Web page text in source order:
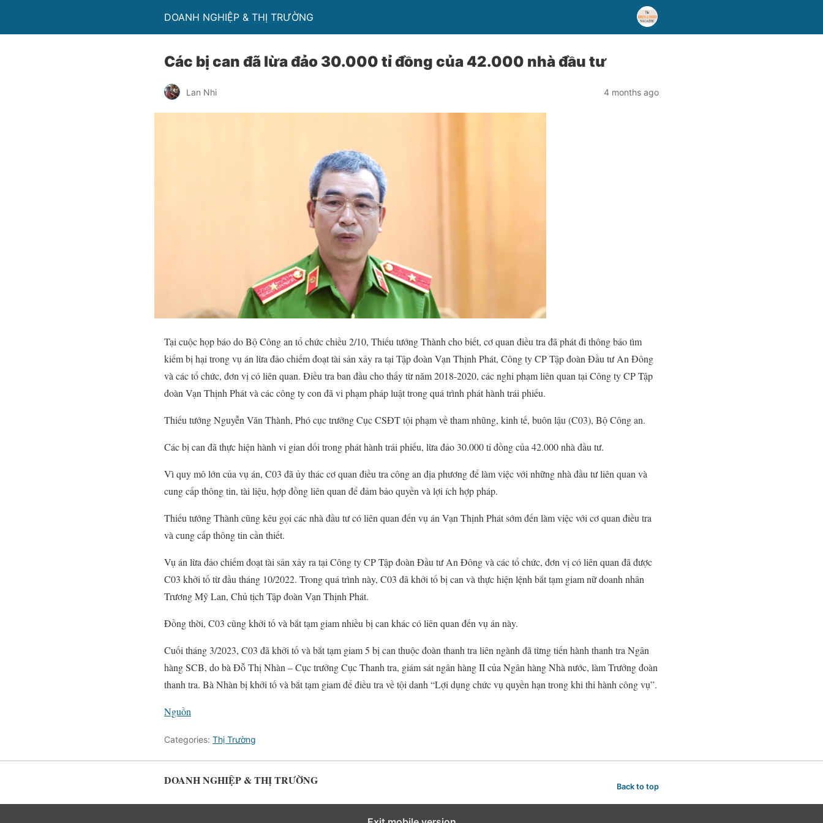
DOANH NGHIỆP & THỊ TRƯỜNG
Các bị can đã lừa đảo 30.000 tỉ đồng của 42.000 nhà đầu tư
Lan Nhi 4 months ago
Tại cuộc họp báo do Bộ Công an tổ chức chiều 2/10, Thiếu tướng Thành cho biết, cơ quan điều tra đã phát đi thông báo tìm
kiếm bị hại trong vụ án lừa đảo chiếm đoạt tài sản xảy ra tại Tập đoàn Vạn Thịnh Phát, Công ty CP Tập đoàn Đầu tư An Đông
và các tổ chức, đơn vị có liên quan. Điều tra ban đầu cho thấy từ năm 2018-2020, các nghi phạm liên quan tại Công ty CP Tập
đoàn Vạn Thịnh Phát và các công ty con đã vi phạm pháp luật trong quá trình phát hành trái phiếu.
Thiếu tướng Nguyễn Văn Thành, Phó cục trưởng Cục CSĐT tội phạm về tham nhũng, kinh tế, buôn lậu (C03), Bộ Công an.
Các bị can đã thực hiện hành vi gian dối trong phát hành trái phiếu, lừa đảo 30.000 tỉ đồng của 42.000 nhà đầu tư.
Vì quy mô lớn của vụ án, C03 đã ủy thác cơ quan điều tra công an địa phương để làm việc với những nhà đầu tư liên quan và
cung cấp thông tin, tài liệu, hợp đồng liên quan để đảm bảo quyền và lợi ích hợp pháp.
Thiếu tướng Thành cũng kêu gọi các nhà đầu tư có liên quan đến vụ án Vạn Thịnh Phát sớm đến làm việc với cơ quan điều tra
và cung cấp thông tin cần thiết.
Vụ án lừa đảo chiếm đoạt tài sản xảy ra tại Công ty CP Tập đoàn Đầu tư An Đông và các tổ chức, đơn vị có liên quan đã được
C03 khởi tố từ đầu tháng 10/2022. Trong quá trình này, C03 đã khởi tố bị can và thực hiện lệnh bắt tạm giam nữ doanh nhân
Trương Mỹ Lan, Chủ tịch Tập đoàn Vạn Thịnh Phát.
Đồng thời, C03 cũng khởi tố và bắt tạm giam nhiều bị can khác có liên quan đến vụ án này.
Cuối tháng 3/2023, C03 đã khởi tố và bắt tạm giam 5 bị can thuộc đoàn thanh tra liên ngành đã từng tiến hành thanh tra Ngân
hàng SCB, do bà Đỗ Thị Nhàn – Cục trưởng Cục Thanh tra, giám sát ngân hàng II của Ngân hàng Nhà nước, làm Trưởng đoàn
thanh tra. Bà Nhàn bị khởi tố và bắt tạm giam để điều tra về tội danh “Lợi dụng chức vụ quyền hạn trong khi thi hành công vụ”.
Nguồn
Categories: Thị Trường
DOANH NGHIỆP & THỊ TRƯỜNG Back to top